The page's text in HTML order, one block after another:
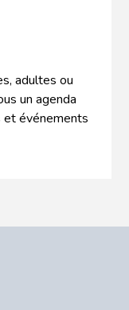
adultes ou
un agenda
et événements